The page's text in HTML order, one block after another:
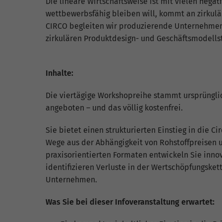
wettbewerbsfähig bleiben will, kommt an
CIRCO begleiten wir produzierende
zirkulären Produktdesign- und
Inhalte:
Die viertägige Workshopreihe stammt
angeboten – und das völlig kostenfrei.
Sie bietet einen strukturierten Einstieg in die
Wege aus der Abhängigkeit von
praxisorientierten Formaten entwickeln Sie
identifizieren Verluste in der
Unternehmen.
Was Sie bei dieser Infoveranstaltung erwartet: